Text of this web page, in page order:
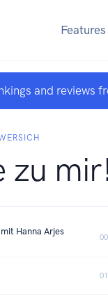
Features
and reviews
zu mir!
Hanna Arjes